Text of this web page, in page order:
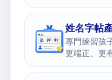
姓名字帖
專門練習孩
更端正、更